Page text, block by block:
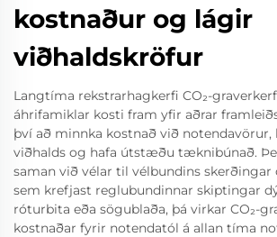
kostnaður og lágir
viðhaldskröfur
Langtíma rekstrarhagkerfi CO₂-
áhrifamiklar kosti fram yfir aðrar
því að minnka kostnað við
viðhalds og hafa útstæðu tæknibúnað.
saman við vélar til vélbundins skerðingar
sem krefjast reglubundinnar skiptingar
róturbita eða sögublaða, þá virkar CO₂-
kostnaðar fyrir notendatól á allan tíma